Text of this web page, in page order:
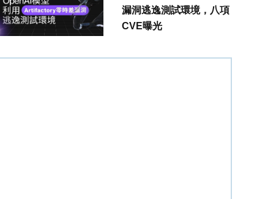
漏洞逃逸測試環境，八項
CVE曝光